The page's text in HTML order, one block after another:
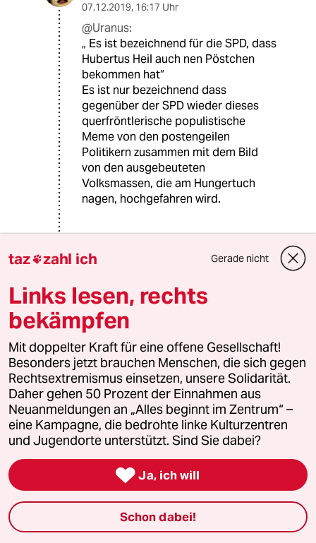
07.12.2019, 16:17 Uhr
@Uranus:
„ Es ist bezeichnend für die SPD, dass
Hubertus Heil auch nen Pöstchen
bekommen hat“
Es ist nur bezeichnend dass
gegenüber der SPD wieder dieses
querfröntlerische populistische
Meme von den postengeilen
Politikern zusammen mit dem Bild
von den ausgebeuteten
Volksmassen, die am Hungertuch
nagen, hochgefahren wird.
L Linksman
@Rudolf Fissner:
"dieses querfröntlerische
populistische Meme von den
postengeilen Politikern zusammen
mit dem Bild von den ausgebeuteten
Volksmassen, die am Hungertuch
nagen"
Vielleicht hat die Querfront einfach
recht...
76530 (Profil gelöscht)
07.12.2019,15:37 Uhr
@Uranus:
taz zahl ich Gerade nicht
Links lesen, rechts
bekämpfen
Mit doppelter Kraft für eine offene Gesellschaft!
Besonders jetzt brauchen Menschen, die sich gegen
Rechtsextremismus einsetzen, unsere Solidarität.
Daher gehen 50 Prozent der Einnahmen aus
Neuanmeldungen an „Alles beginnt im Zentrum“ –
eine Kampagne, die bedrohte linke Kulturzentren
und Jugendorte unterstützt. Sind Sie dabei?
 Ja, ich will
Schon dabei!